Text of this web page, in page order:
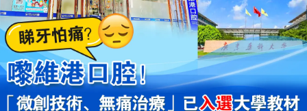
種植牙 dental implant
箍牙 orthodontics
收費標準 change standard
預約牙醫 contact us